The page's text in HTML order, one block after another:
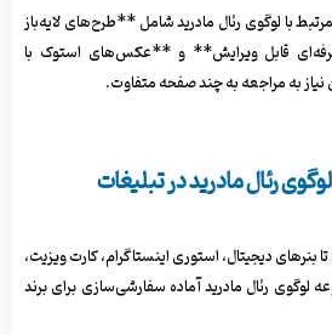
با لوگوی رئال مادرید شامل **طرح‌های لایه‌باز
قابل ویرایش** و **عکس‌های استوک با
به مراجعه به چند صفحه متفاوت.
رئال مادرید در تبلیغات
بنرهای دیجیتال، استوری اینستاگرام، کارت ویزیت،
لوگوی رئال مادرید آماده سفارشی‌سازی برای برند